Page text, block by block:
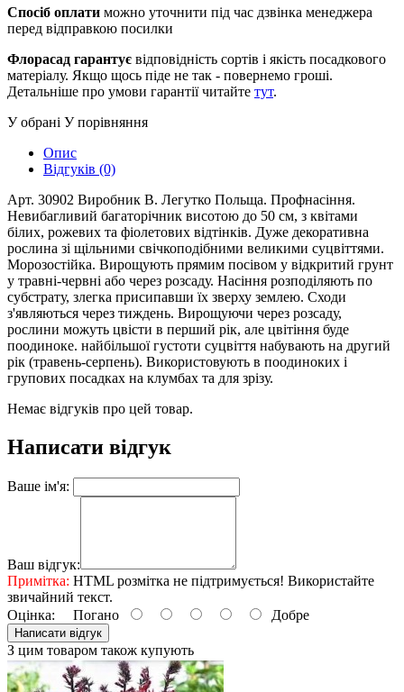
Спосіб оплати можно уточнити під час дзвінка менеджера
перед відправкою посилки
Флорасад гарантує відповідність сортів і якість посадкового
матеріалу. Якщо щось піде не так - повернемо гроші.
Детальніше про умови гарантії читайте тут.
У обрані У порівняння
Опис
Відгуків (0)
Арт. 30902 Виробник В. Легутко Польща. Профнасіння.
Невибагливий багаторічник висотою до 50 см, з квітами
білих, рожевих та фіолетових відтінків. Дуже декоративна
рослина зі щільними свічкоподібними великими суцвіттями.
Морозостійка. Вирощують прямим посівом у відкритий грунт
у травні-червні або через розсаду. Насіння розподіляють по
субстрату, злегка присипавши їх зверху землею. Сходи
з'являються через тиждень. Вирощуючи через розсаду,
рослини можуть цвісти в перший рік, але цвітіння буде
поодиноке. найбільшої густоти суцвіття набувають на другий
рік (травень-серпень). Використовують в поодиноких і
групових посадках на клумбах та для зрізу.
Немає відгуків про цей товар.
Написати відгук
Ваше ім'я:
Ваш відгук:
Примітка: HTML розмітка не підтримується! Використайте
звичайний текст.
Оцінка: Погано Добре
Написати відгук
З цим товаром також купують